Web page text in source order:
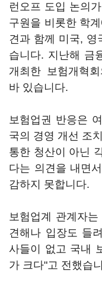
런오프 도입 논의
구원을 비롯한 학
견과 함께 미국, 영
습니다. 지난해 금
개최한 보험개혁
바 있습니다.
보험업권 반응은
국의 경영 개선 조
통한 청산이 아닌
다는 의견을 내면
감하지 못합니다.
보험업계 관계자
견해나 입장도 들
사들이 없고 국내
가 크다"고 전했습